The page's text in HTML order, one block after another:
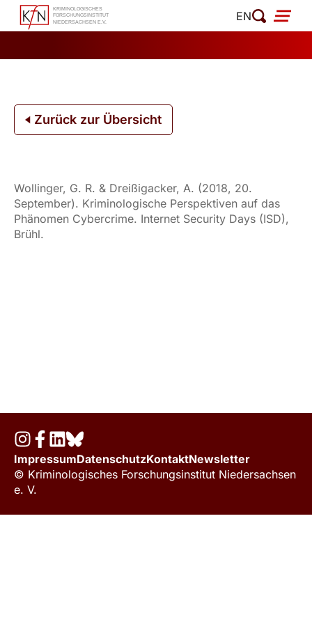
Zum
Inhalt
EN
Zurück zur Übersicht
Wollinger, G. R. & Dreißigacker, A. (2018, 20.
September). Kriminologische Perspektiven auf das
Phänomen Cybercrime. Internet Security Days (ISD),
Brühl.
ImpressumDatenschutzKontaktNewsletter
© Kriminologisches Forschungsinstitut Niedersachsen
e. V.